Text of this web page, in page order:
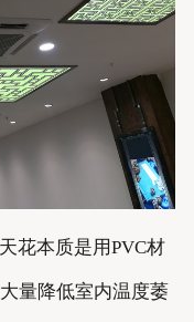
花本质是用PVC材
量降低室内温度萎